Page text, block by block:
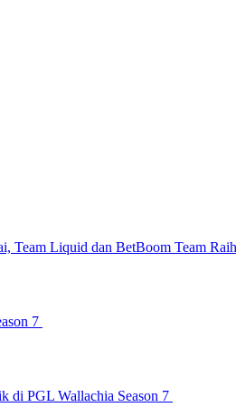
Team Liquid dan BetBoom Team
7
di PGL Wallachia Season 7